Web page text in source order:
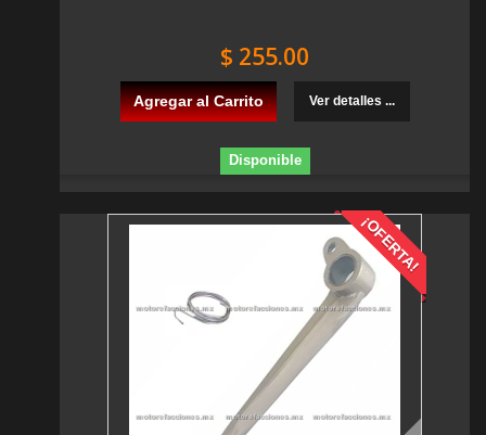
$ 255.00
Agregar al Carrito Ver detalles ...
Disponible
¡OFERTA!